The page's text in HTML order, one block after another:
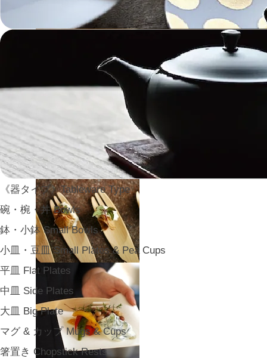
《器タイプ》Tableware Type
碗・椀・丼 Bowls
鉢・小鉢 Small Bowls
小皿・豆皿 Small Plates & Pea Cups
平皿 Flat Plates
中皿 Side Plates
大皿 Big Plate
マグ & カップ Mugs & Cups
箸置き Chopstick Rests